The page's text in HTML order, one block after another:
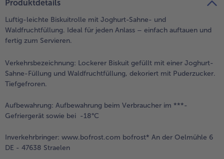
Produktdetails
Luftig-leichte Biskuitrolle mit Joghurt-Sahne- und
Waldfruchtfüllung. Ideal für jeden Anlass – einfach auftauen und
fertig zum Servieren.
Verkehrsbezeichnung: Lockerer Biskuit gefüllt mit einer Joghurt-
Sahne-Füllung und Waldfruchtfüllung, dekoriert mit Puderzucker.
Tiefgefroren.
Aufbewahrung: Aufbewahrung beim Verbraucher im ***-
Gefriergerät sowie bei -18°C
Inverkehrbringer: www.bofrost.com bofrost* An der Oelmühle 6
DE - 47638 Straelen